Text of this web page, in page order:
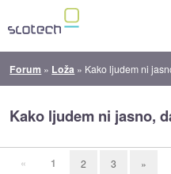
Forum » Loža » Kako ljudem ni
Kako ljudem ni jasno,
« 1 2 3 »